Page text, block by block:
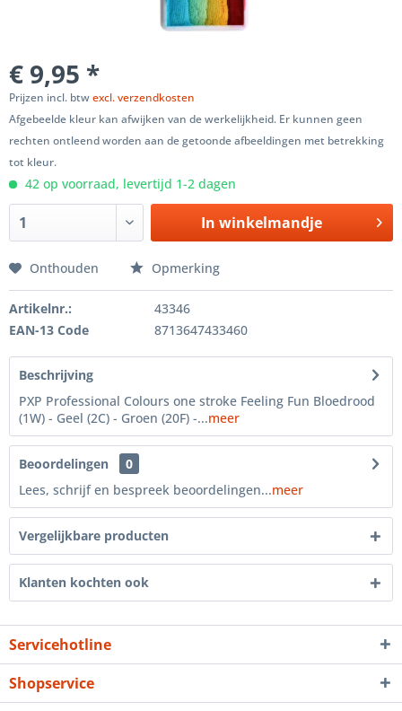
€ 9,95 *
Prijzen incl. btwexcl. verzendkosten
Afgebeelde kleur kan afwijken van de werkelijkheid. Er kunnen geen
rechten ontleend worden aan de getoonde afbeeldingen met betrekking
tot kleur.
42 op voorraad, levertijd 1-2 dagen
In winkelmandje
Onthouden Opmerking
Artikelnr.:
43346
EAN-13 Code
8713647433460
Beschrijving
PXP Professional Colours one stroke Feeling Fun Bloedrood
(1W) - Geel (2C) - Groen (20F) -...meer
Beoordelingen
0
Lees, schrijf en bespreek beoordelingen...meer
Vergelijkbare producten
Klanten kochten ook
Servicehotline
Shopservice